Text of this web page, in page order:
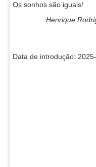
Os sonhos são iguais!
Henrique
Data de introdução: